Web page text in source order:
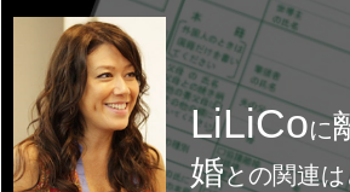
LiLiCoに
婚との関連